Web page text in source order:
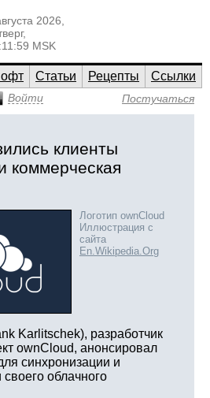
2026,
MSK
Статьи Рецепты
Ссылки
Войти Постучаться
клиенты
коммерческая
Логотип ownCloud
Иллюстрация с
сайта
En.Wikipedia.Org
Karlitschek), разработчик
ownCloud, анонсировал
синхронизации и
облачного